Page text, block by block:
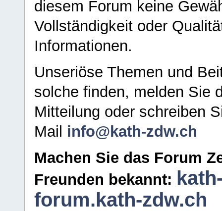
diesem Forum keine
Vollständigkeit oder
Informationen.
Unseriöse Themen und
solche finden, melden Sie
Mitteilung oder schreiben
Mail info@kath-zdw.ch
Machen Sie das Forum
Freunden bekannt:
forum.kath-zdw.ch